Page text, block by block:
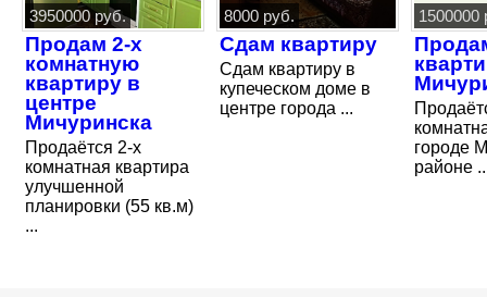
3950000 руб.
Продам 2-х
комнатную
квартиру в
центре
Мичуринска
Продаётся 2-х
комнатная квартира
улучшенной
планировки (55 кв.м)
...
8000 руб.
Сдам квартиру
Сдам квартиру в
купеческом доме в
центре города ...
1500000
городе
районе